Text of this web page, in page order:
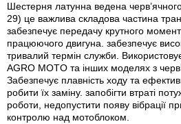
Шестерня латунна ведена
29) це важлива складова частина
забезпечує передачу крутного
працюючого двигуна. забезпечує
тривалий термін служби.
AGRO MOTO та інших моделях з
Забезпечує плавність ходу та
робити їх заміну. запобігти втраті
роботи, недопустити появу вібрації
контролю над мотоблоком.